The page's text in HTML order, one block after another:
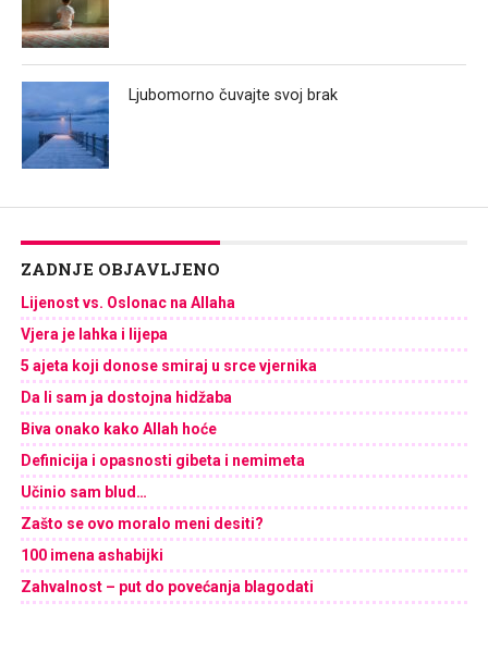
Ljubomorno čuvajte svoj brak
ZADNJE OBJAVLJENO
Lijenost vs. Oslonac na Allaha
Vjera je lahka i lijepa
5 ajeta koji donose smiraj u srce vjernika
Da li sam ja dostojna hidžaba
Biva onako kako Allah hoće
Definicija i opasnosti gibeta i nemimeta
Učinio sam blud…
Zašto se ovo moralo meni desiti?
100 imena ashabijki
Zahvalnost – put do povećanja blagodati